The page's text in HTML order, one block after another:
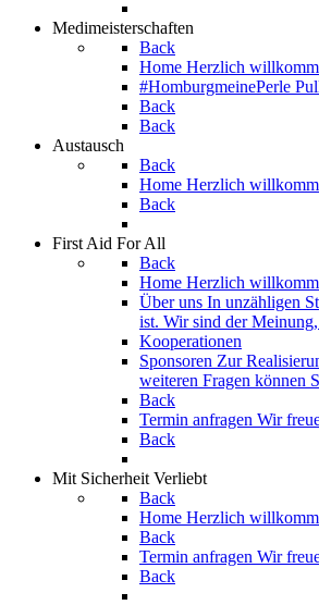
Medimeisterschaften
Back
Home Herzlich
#HomburgmeinePerle
Back
Back
Austausch
Back
Home Herzlich
Back
First Aid For All
Back
Home Herzlich
Über uns In unzähligen
ist. Wir sind der
Kooperationen
Sponsoren Zur
weiteren Fragen können
Back
Termin anfragen Wir
Back
Mit Sicherheit Verliebt
Back
Home Herzlich
Back
Termin anfragen Wir
Back